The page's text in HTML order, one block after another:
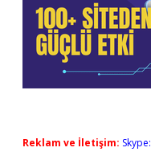
Reklam ve İletişim: